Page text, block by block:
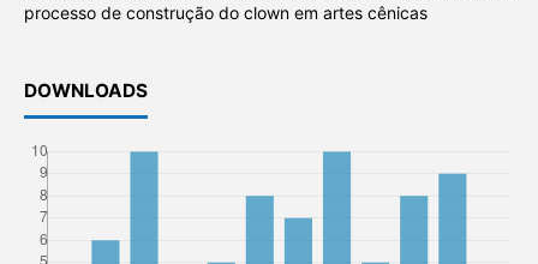
processo de construção do clown em artes cênicas
DOWNLOADS